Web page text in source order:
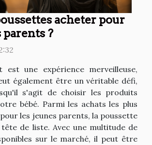
acheter pour
parents ?
est une expérience merveilleuse,
également être un véritable défi,
s'agit de choisir les produits
bébé. Parmi les achats les plus
les jeunes parents, la poussette
tête de liste. Avec une multitude de
sur le marché, il peut être